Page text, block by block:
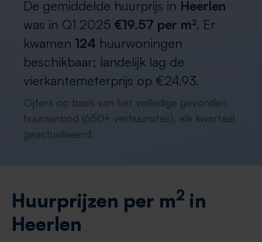
De gemiddelde huurprijs in Heerlen
was in Q1 2025 €19.57 per m². Er
kwamen 124 huurwoningen
beschikbaar; landelijk lag de
vierkantemeterprijs op €24.93.
Cijfers op basis van het volledige gevonden
huuraanbod (650+ verhuursites); elk kwartaal
geactualiseerd.
Huurprijzen per m2 in
Heerlen